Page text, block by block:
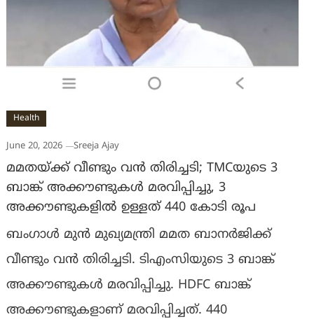
Health
June 20, 2026 Sreeja Ajay
മമതയ്ക്ക് വീണ്ടും വൻ തിരിച്ചടി; TMCയുടെ 3
ബാങ്ക് അക്കൗണ്ടുകൾ മരവിപ്പിച്ചു, 3
അക്കൗണ്ടുകളിൽ ഉള്ളത് 440 കോടി രൂപ
ബംഗാൾ മുൻ മുഖ്യമന്ത്രി മമത ബാനർജിക്ക്
വീണ്ടും വൻ തിരിച്ചടി. ടിഎംസിയുടെ 3 ബാങ്ക്
അക്കൗണ്ടുകൾ മരവിപ്പിച്ചു. HDFC ബാങ്ക്
അക്കൗണ്ടുകളാണ് മരവിപ്പിച്ചത്. 440